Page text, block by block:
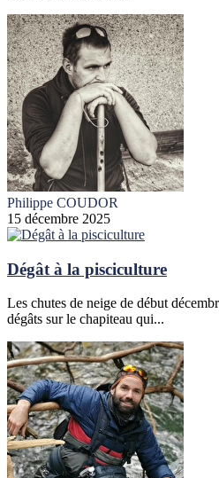
Philippe COUDOR
15 décembre 2025
Dégât à la pisciculture
Les chutes de neige de début
dégâts sur le chapiteau qui...